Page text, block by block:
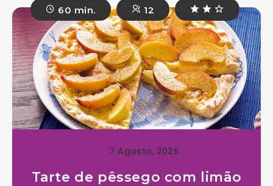
60 min. 12
7 Agosto, 2026
Tarte de pêssego com limão